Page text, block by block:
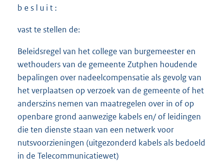
b e s l u i t :
vast te stellen de:
Beleidsregel van het college van burgemeester en
wethouders van de gemeente Zutphen houdende
bepalingen over nadeelcompensatie als gevolg van
het verplaatsen op verzoek van de gemeente of het
anderszins nemen van maatregelen over in of op
openbare grond aanwezige kabels en/ of leidingen
die ten dienste staan van een netwerk voor
nutsvoorzieningen (uitgezonderd kabels als bedoeld
in de Telecommunicatiewet)